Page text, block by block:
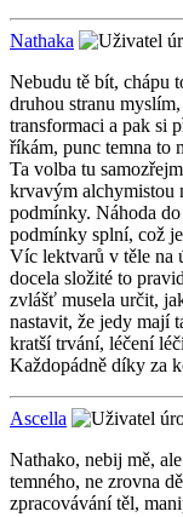
Nathaka
Nebudu tě bít, chápu
druhou stranu
transformaci a pak si
říkám, punc temna to
Ta volba tu
krvavým alchymistou
podmínky. Náhoda
podmínky splní, což
Víc lektvarů v těle na
docela složité to
zvlášť musela určit,
nastavit, že jedy mají
kratší trvání, léčení
Každopádně díky za
Ascella
Nathako, nebij mě,
temného, ne zrovna
zpracovávání těl,